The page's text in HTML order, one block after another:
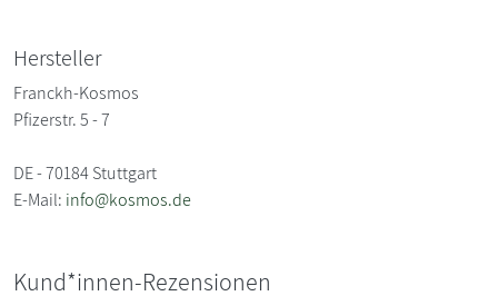
Hersteller
Franckh-Kosmos
Pfizerstr. 5 - 7
DE - 70184 Stuttgart
E-Mail: info@kosmos.de
Kund*innen-Rezensionen